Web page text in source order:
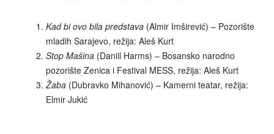
Kad bi ovo bila predstava (Almir Imširević) – Pozorište
mladih Sarajevo, režija: Aleš Kurt
Stop Mašina (Daniil Harms) – Bosansko narodno
pozorište Zenica i Festival MESS, režija: Aleš Kurt
Žaba (Dubravko Mihanović) – Kamerni teatar, režija:
Elmir Jukić